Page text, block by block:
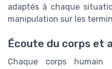
adaptés à chaque
manipulation sur les
Écoute du corps et
Chaque corps